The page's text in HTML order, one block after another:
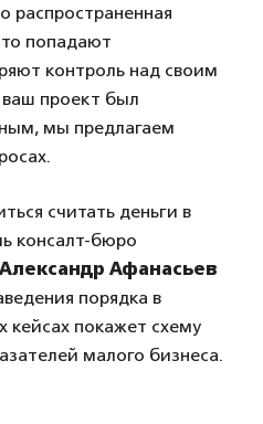
распространенная
попадают
контроль над своим
проект был
мы предлагаем
считать деньги в
консалт-бюро
Александр Афанасьев
порядка в
кейсах покажет схему
малого бизнеса.